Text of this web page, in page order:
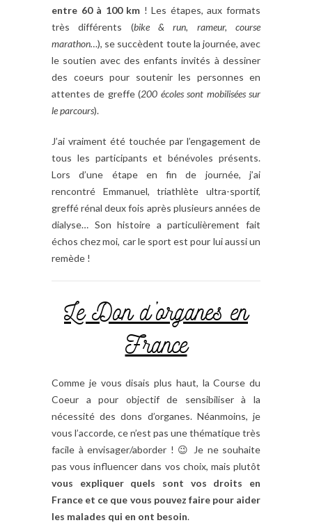
entre 60 à 100 km ! Les étapes, aux formats
très différents (bike & run, rameur, course
marathon…), se succèdent toute la journée, avec
le soutien avec des enfants invités à dessiner
des coeurs pour soutenir les personnes en
attentes de greffe (200 écoles sont mobilisées sur
le parcours).
J’ai vraiment été touchée par l’engagement de
tous les participants et bénévoles présents.
Lors d’une étape en fin de journée, j’ai
rencontré Emmanuel, triathlète ultra-sportif,
greffé rénal deux fois après plusieurs années de
dialyse… Son histoire a particulièrement fait
échos chez moi, car le sport est pour lui aussi un
remède !
Le Don d’organes en
France
Comme je vous disais plus haut, la Course du
Coeur a pour objectif de sensibiliser à la
nécessité des dons d’organes. Néanmoins, je
vous l’accorde, ce n’est pas une thématique très
facile à envisager/aborder ! 😉 Je ne souhaite
pas vous influencer dans vos choix, mais plutôt
vous expliquer quels sont vos droits en
France et ce que vous pouvez faire pour aider
les malades qui en ont besoin.